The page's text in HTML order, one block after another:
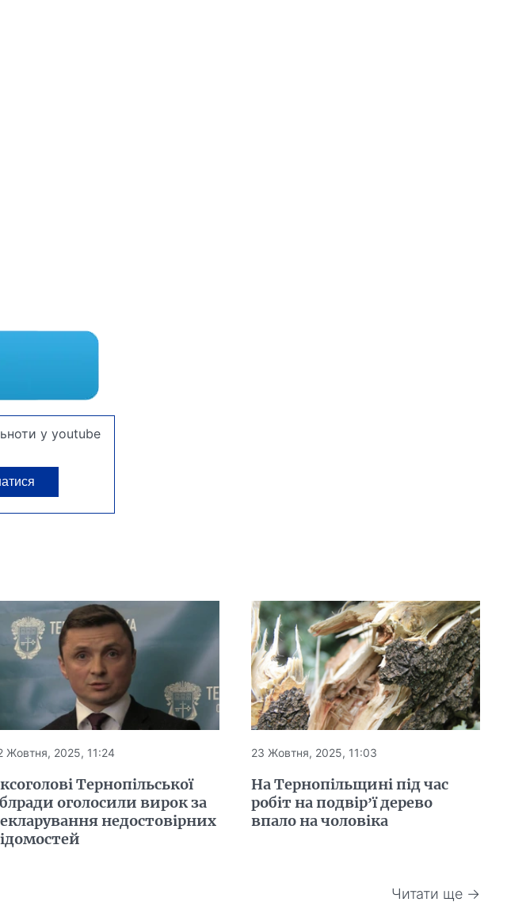
у youtube
Жовтня, 2025, 11:24
Тернопільської
оголосили вирок за
недостовірних
23 Жовтня, 2025, 11:03
На Тернопільщині під час
робіт на подвір’ї дерево
впало на чоловіка
Читати ще →